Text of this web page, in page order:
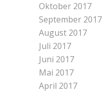
Oktober 2017
September 2017
August 2017
Juli 2017
Juni 2017
Mai 2017
April 2017